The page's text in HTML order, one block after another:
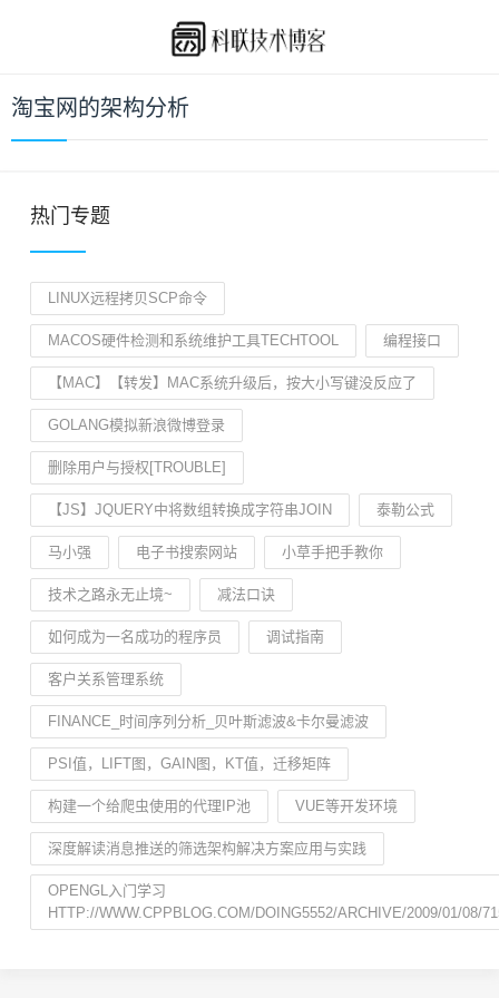
淘宝网的架构分析
热门专题
LINUX远程拷贝SCP命令
MACOS硬件检测和系统维护工具TECHTOOL 编程接口
【MAC】【转发】MAC系统升级后，按大小写键没反应了
GOLANG模拟新浪微博登录
删除用户与授权[TROUBLE]
【JS】JQUERY中将数组转换成字符串JOIN 泰勒公式
马小强 电子书搜索网站 小草手把手教你
技术之路永无止境~ 减法口诀
如何成为一名成功的程序员 调试指南
客户关系管理系统
FINANCE_时间序列分析_贝叶斯滤波&卡尔曼滤波
PSI值，LIFT图，GAIN图，KT值，迁移矩阵
构建一个给爬虫使用的代理IP池 VUE等开发环境
深度解读消息推送的筛选架构解决方案应用与实践
OPENGL入门学习
HTTP://WWW.CPPBLOG.COM/DOING5552/ARCHIVE/2009/01/08/